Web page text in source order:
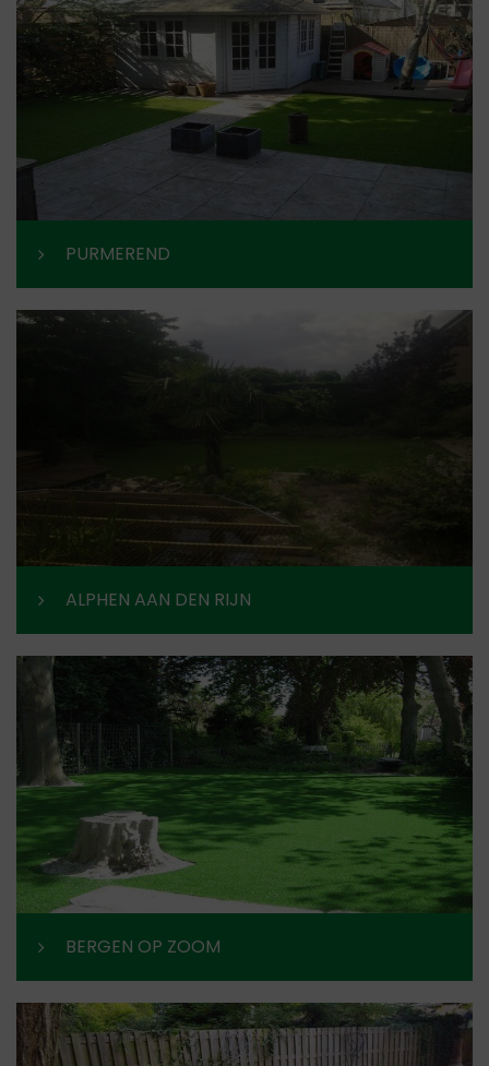
PURMEREND
ALPHEN AAN DEN RIJN
BERGEN OP ZOOM